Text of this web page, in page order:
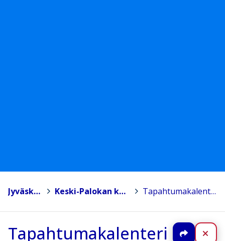
Jyväskylä > Keski-Palokan koulu > Tapahtumakalenteri
Tapahtumakalenteri Jaa